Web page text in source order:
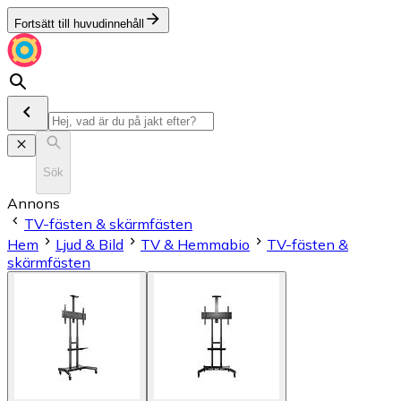
Fortsätt till huvudinnehåll
Sök
Annons
TV-fästen & skärmfästen
Hem
Ljud & Bild TV & Hemmabio
TV-fästen &
skärmfästen